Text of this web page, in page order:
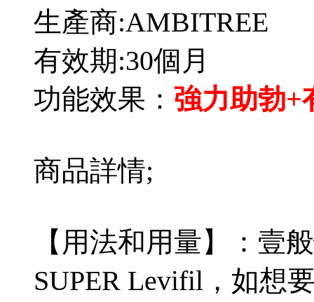
生產商:AMBITREE
有效期:30個月
功能效果： 強力助勃+
商品詳情;
【用法和用量】：壹
SUPER Levifil，如想